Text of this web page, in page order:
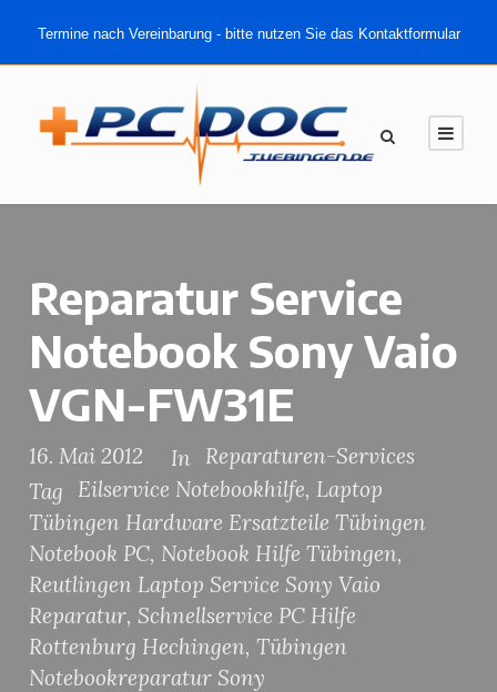
Termine nach Vereinbarung - bitte nutzen Sie das Kontaktformular
Reparatur Service
Notebook Sony Vaio
VGN-FW31E
16. Mai 2012 In
Reparaturen-Services
Tag
Eilservice Notebookhilfe, Laptop
Tübingen Hardware Ersatzteile Tübingen
Notebook PC, Notebook Hilfe Tübingen,
Reutlingen Laptop Service Sony Vaio
Reparatur, Schnellservice PC Hilfe
Rottenburg Hechingen, Tübingen
Notebookreparatur Sony